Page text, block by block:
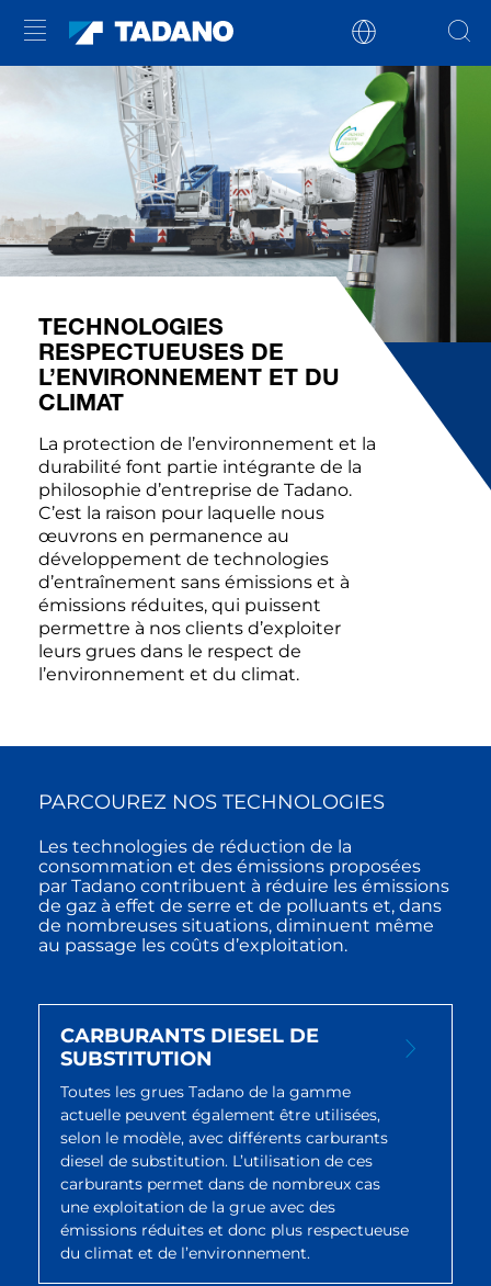
TECHNOLOGIES
RESPECTUEUSES DE
L’ENVIRONNEMENT ET DU
CLIMAT
La protection de l’environnement et la
durabilité font partie intégrante de la
philosophie d’entreprise de Tadano.
C’est la raison pour laquelle nous
œuvrons en permanence au
développement de technologies
d’entraînement sans émissions et à
émissions réduites, qui puissent
permettre à nos clients d’exploiter
leurs grues dans le respect de
l’environnement et du climat.
PARCOUREZ NOS TECHNOLOGIES
Les technologies de réduction de la
consommation et des émissions proposées
par Tadano contribuent à réduire les émissions
de gaz à effet de serre et de polluants et, dans
de nombreuses situations, diminuent même
au passage les coûts d’exploitation.
CARBURANTS DIESEL DE
SUBSTITUTION
Toutes les grues Tadano de la gamme
actuelle peuvent également être utilisées,
selon le modèle, avec différents carburants
diesel de substitution. L’utilisation de ces
carburants permet dans de nombreux cas
une exploitation de la grue avec des
émissions réduites et donc plus respectueuse
du climat et de l’environnement.